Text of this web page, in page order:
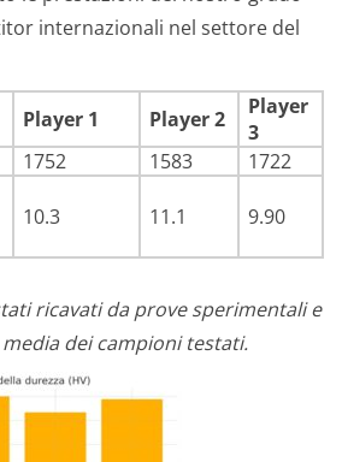
internazionali nel settore del
Player 1 Player 2
Player
3
1752 1583
1722
10.3 11.1 9.90
ricavati da prove sperimentali e
dei campioni testati.